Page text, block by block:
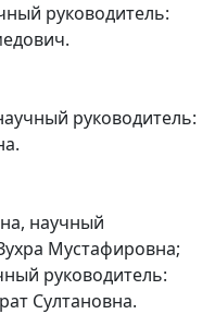
руководитель:
руководитель:
научный
Мустафировна;
руководитель:
Султановна.